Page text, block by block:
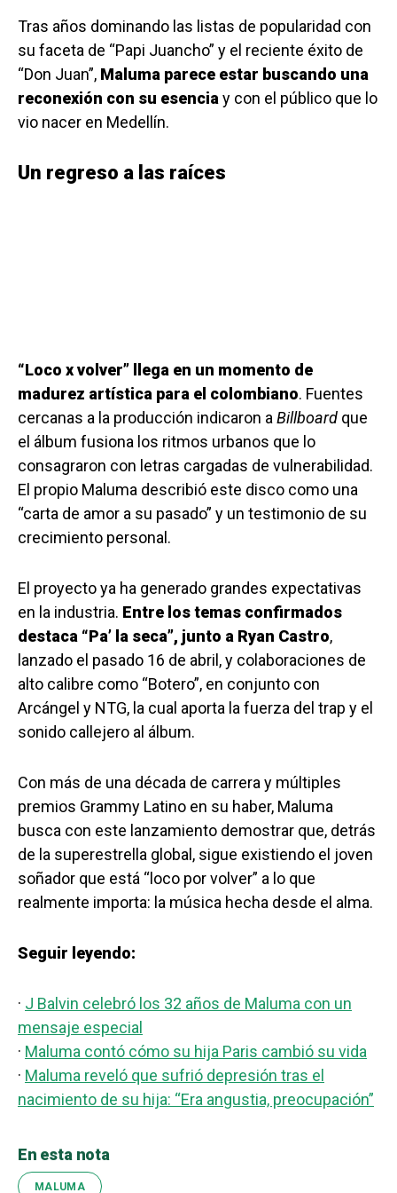
Tras años dominando las listas de popularidad con
su faceta de “Papi Juancho” y el reciente éxito de
“Don Juan”, Maluma parece estar buscando una
reconexión con su esencia y con el público que lo
vio nacer en Medellín.
Un regreso a las raíces
“Loco x volver” llega en un momento de
madurez artística para el colombiano. Fuentes
cercanas a la producción indicaron a Billboard que
el álbum fusiona los ritmos urbanos que lo
consagraron con letras cargadas de vulnerabilidad.
El propio Maluma describió este disco como una
“carta de amor a su pasado” y un testimonio de su
crecimiento personal.
El proyecto ya ha generado grandes expectativas
en la industria. Entre los temas confirmados
destaca “Pa’ la seca”, junto a Ryan Castro,
lanzado el pasado 16 de abril, y colaboraciones de
alto calibre como “Botero”, en conjunto con
Arcángel y NTG, la cual aporta la fuerza del trap y el
sonido callejero al álbum.
Con más de una década de carrera y múltiples
premios Grammy Latino en su haber, Maluma
busca con este lanzamiento demostrar que, detrás
de la superestrella global, sigue existiendo el joven
soñador que está “loco por volver” a lo que
realmente importa: la música hecha desde el alma.
Seguir leyendo:
· J Balvin celebró los 32 años de Maluma con un
mensaje especial
· Maluma contó cómo su hija Paris cambió su vida
· Maluma reveló que sufrió depresión tras el
nacimiento de su hija: “Era angustia, preocupación”
En esta nota
MALUMA